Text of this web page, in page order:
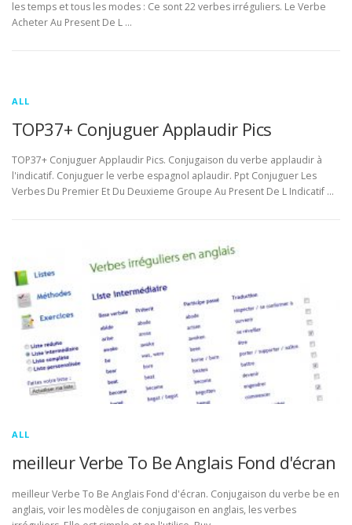
les temps et tous les modes : Ce sont 22 verbes irréguliers. Le Verbe
Acheter Au Present De L …
ALL
TOP37+ Conjuguer Applaudir Pics
TOP37+ Conjuguer Applaudir Pics. Conjugaison du verbe applaudir à
l'indicatif. Conjuguer le verbe espagnol aplaudir. Ppt Conjuguer Les
Verbes Du Premier Et Du Deuxieme Groupe Au Present De L Indicatif …
ALL
meilleur Verbe To Be Anglais Fond d'écran
meilleur Verbe To Be Anglais Fond d'écran. Conjugaison du verbe be en
anglais, voir les modèles de conjugaison en anglais, les verbes